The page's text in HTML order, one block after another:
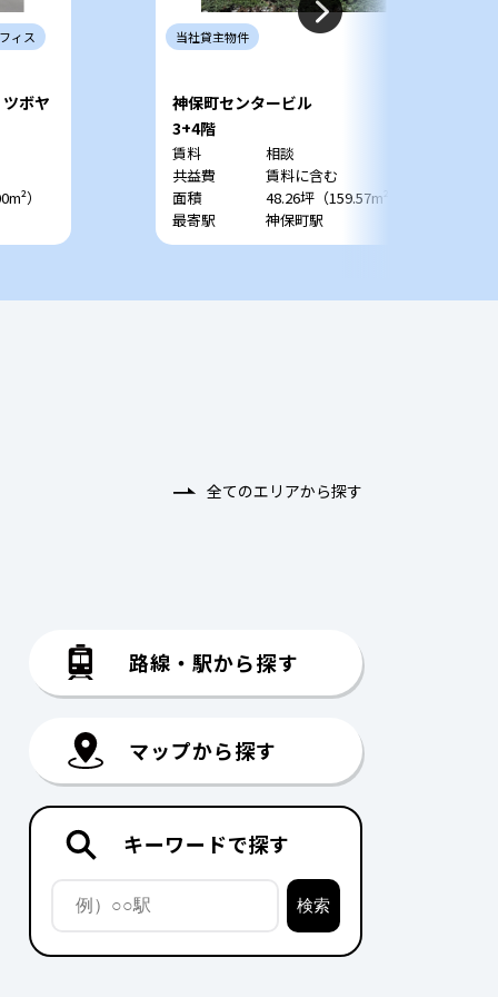
ィス
ボヤ
）
当社貸主物件
神保町センタービル
3+4階
賃料
相談
共益費
賃料に含む
面積
48.26坪（159.57m²）
最寄駅
神保町駅
全てのエリアから探す
路線・駅から探す
マップから探す
キーワードで探す